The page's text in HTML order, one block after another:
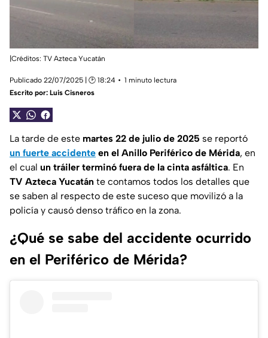
|Créditos: TV Azteca Yucatán
Publicado 22/07/2025 | 🕑 18:24
1 minuto lectura
Escrito por: Luis Cisneros
La tarde de este martes 22 de julio de 2025 se reportó
un fuerte accidente en el Anillo Periférico de Mérida, en
el cual un tráiler terminó fuera de la cinta asfáltica. En
TV Azteca Yucatán te contamos todos los detalles que
se saben al respecto de este suceso que movilizó a la
policía y causó denso tráfico en la zona.
¿Qué se sabe del accidente ocurrido
en el Periférico de Mérida?